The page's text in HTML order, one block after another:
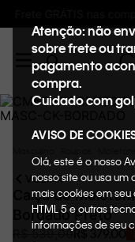
Atenção: não
sobre frete ou
pagamento
compra.
Cuidado com
AVISO DE
Olá, este é o nosso
nosso site ou usa
mais cookies em seu
HTML 5 e outras
informações de seu
VOLTAR
Calça de
Bordado Preto
539,00R$ 379 ,00